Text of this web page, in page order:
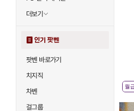
더보기
인기 팟벤
팟벤 바로가기
치지직
차벤
걸그룹